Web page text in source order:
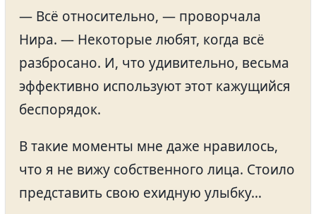
— Всё относительно, — проворчала
Нира. — Некоторые любят, когда всё
разбросано. И, что удивительно, весьма
эффективно используют этот кажущийся
беспорядок.
В такие моменты мне даже нравилось,
что я не вижу собственного лица. Стоило
представить свою ехидную улыбку…